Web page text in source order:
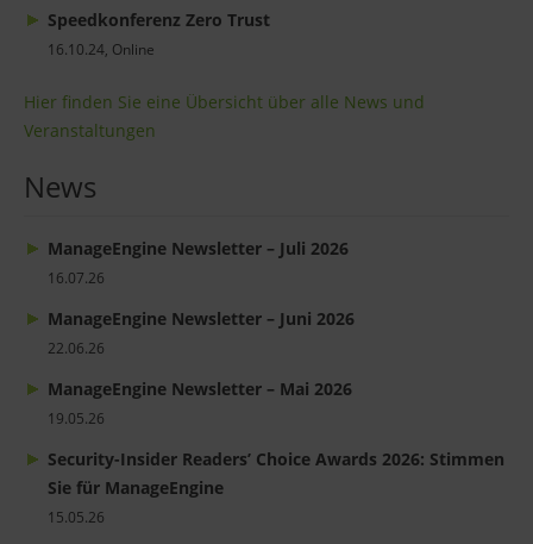
Speedkonferenz Zero Trust
16.10.24, Online
Hier finden Sie eine Übersicht über alle News und
Veranstaltungen
News
ManageEngine Newsletter – Juli 2026
16.07.26
ManageEngine Newsletter – Juni 2026
22.06.26
ManageEngine Newsletter – Mai 2026
19.05.26
Security-Insider Readers’ Choice Awards 2026: Stimmen
Sie für ManageEngine
15.05.26